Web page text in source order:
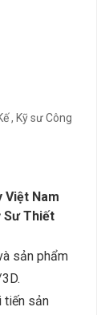
, Kỹ sư Công
Việt Nam
Sư Thiết
sản phẩm
tiến sản